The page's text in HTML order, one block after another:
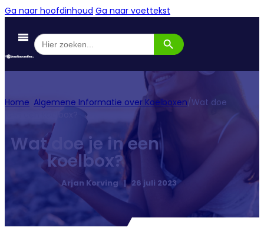
Ga naar hoofdinhoud Ga naar voettekst
Zoek
naar:
Zoekknop
Home Algemene Informatie over Koelboxen/Wat doe
Wat doe je in een
koelbox?
Arjan Korving | 26 juli 2023